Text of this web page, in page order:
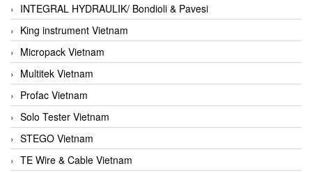
INTEGRAL HYDRAULIK/ Bondioli & Pavesi
King instrument Vietnam
Micropack Vietnam
Multitek Vietnam
Profac Vietnam
Solo Tester Vietnam
STEGO Vietnam
TE Wire & Cable Vietnam